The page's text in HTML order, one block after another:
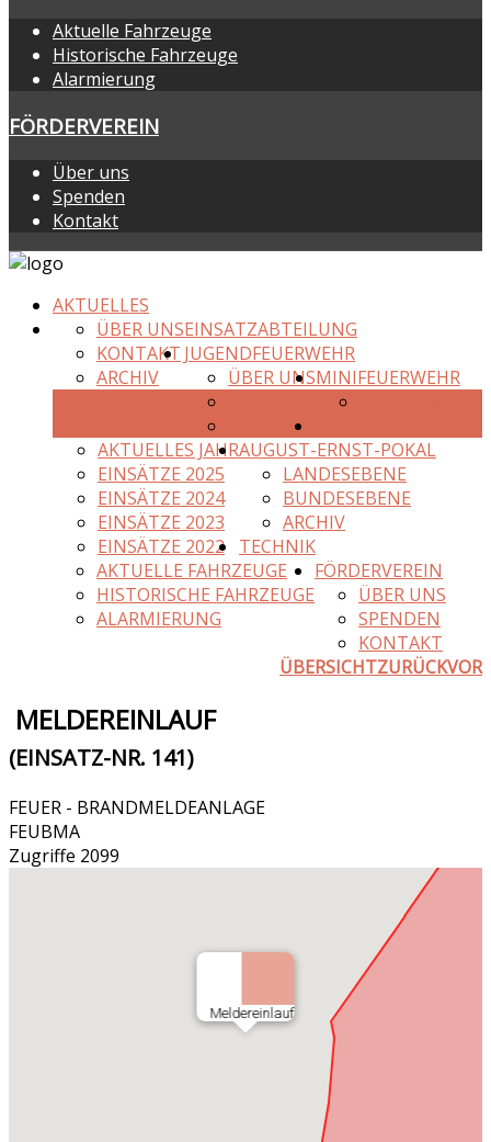
Aktuelle Fahrzeuge
Historische Fahrzeuge
Alarmierung
FÖRDERVEREIN
Über uns
Spenden
Kontakt
AKTUELLES
EINSATZABTEILUNG
ÜBER UNS
KONTAKT
ARCHIV
JUGENDFEUERWEHR
ÜBER UNSMINIFEUERWEHR
AKTUELLES JAHR
EINSÄTZE 2025
EINSÄTZE 2024
EINSÄTZE 2023
EINSÄTZE 2022
AUGUST-ERNST-POKAL
LANDESEBENE
BUNDESEBENE
ARCHIV
TECHNIK
AKTUELLE FAHRZEUGE
HISTORISCHE FAHRZEUGE
ALARMIERUNG
FÖRDERVEREIN
ÜBER UNS
SPENDEN
KONTAKT
ÜBERSICHTZURÜCKVOR
MELDEREINLAUF
(EINSATZ-NR. 141)
FEUER - BRANDMELDEANLAGE
FEUBMA
Zugriffe 2099
Meldereinlauf